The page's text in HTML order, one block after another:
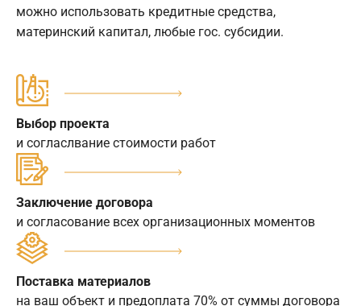
можно использовать кредитные средства,
материнский капитал, любые гос. субсидии.
Выбор проекта
и согласлвание стоимости работ
Заключение договора
и согласование всех организационных моментов
Поставка материалов
на ваш объект и предоплата 70% от суммы договора